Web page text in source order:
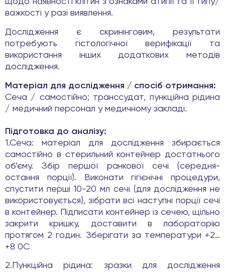
важкості у разі виявлення.
Дослідження є скринінговим, результати
потребують гістологічної верифікації та
використання інших додаткових методів
дослідження.
Матеріал для дослідження / спосіб отримання:
Сеча / самостійно; транссудат, пункційна рідина
/ медичний персонал у медичному закладі.
Підготовка до аналізу:
1.Сеча: матеріал для дослідження збирається
самостійно в стерильний контейнер достатнього
об’єму. Збір першої ранкової сечі (середня-
остання порції). Виконати гігієнічні процедури,
спустити перші 10-20 мл сечі (для дослідження не
використовується), зібрати всі наступні порції сечі
в контейнер. Підписати контейнер із сечею, щільно
закрити кришку, доставити в лабораторію
протягом 2 годин. Зберігати за температури +2…
+8 0С
2.Пункційна рідина: зразки для дослідження